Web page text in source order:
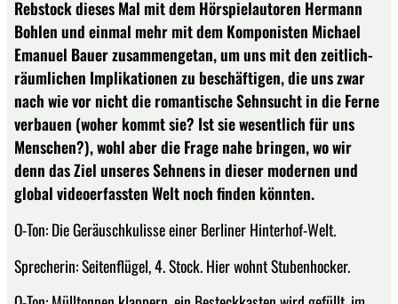
Rebstock dieses Mal mit dem Hörspielautoren Hermann
Bohlen und einmal mehr mit dem Komponisten Michael
Emanuel Bauer zusammengetan, um uns mit den zeitlich-
räumlichen Implikationen zu beschäftigen, die uns zwar
nach wie vor nicht die romantische Sehnsucht in die Ferne
verbauen (woher kommt sie? Ist sie wesentlich für uns
Menschen?), wohl aber die Frage nahe bringen, wo wir
denn das Ziel unseres Sehnens in dieser modernen und
global videoerfassten Welt noch finden könnten.
O-Ton: Die Geräuschkulisse einer Berliner Hinterhof-Welt.
Sprecherin: Seitenflügel, 4. Stock. Hier wohnt Stubenhocker.